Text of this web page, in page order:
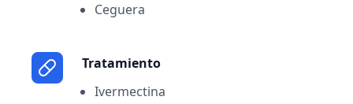
Ceguera
Tratamiento
Ivermectina